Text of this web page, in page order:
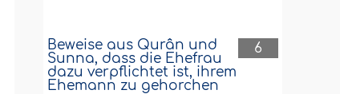
6
Beweise aus Qurân und
Sunna, dass die Ehefrau
dazu verpflichtet ist, ihrem
Ehemann zu gehorchen